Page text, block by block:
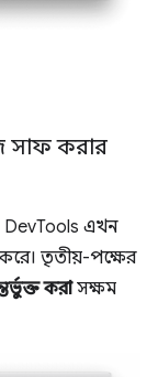
সাফ করার
DevTools এখন
তৃতীয়-পক্ষের
করাসক্ষম